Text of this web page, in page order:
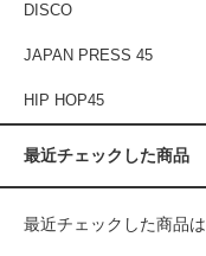
DISCO
JAPAN PRESS 45
HIP HOP45
最近チェックした商品
最近チェックした商品